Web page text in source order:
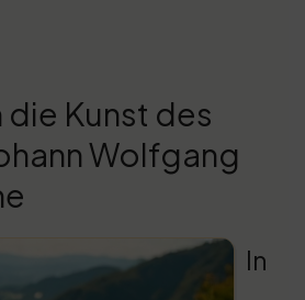
die Kunst des
Wolfgang
In